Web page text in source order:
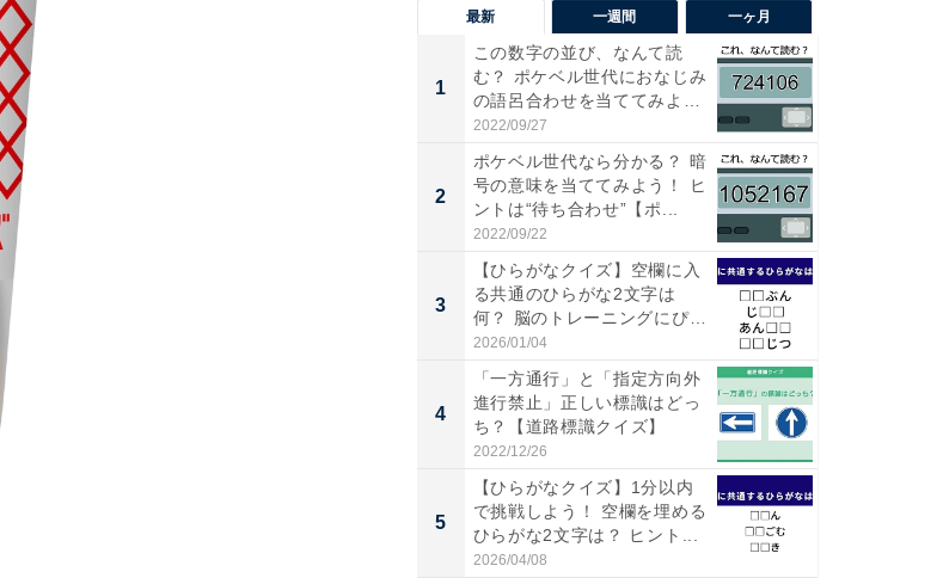
最新 一週間 一ヶ月
1
この数字の並び、なんて読
む？ ポケベル世代におなじみ
の語呂合わせを当ててみよう
【...
2022/09/27
2
ポケベル世代なら分かる？ 暗
号の意味を当ててみよう！ ヒ
ントは“待ち合わせ”【ポ...
2022/09/22
3
【ひらがなクイズ】空欄に入
る共通のひらがな2文字は
何？ 脳のトレーニングにぴっ
た...
2026/01/04
4
「一方通行」と「指定方向外
進行禁止」正しい標識はどっ
ち？【道路標識クイズ】
2022/12/26
5
【ひらがなクイズ】1分以内
で挑戦しよう！ 空欄を埋める
ひらがな2文字は？ ヒント...
2026/04/08